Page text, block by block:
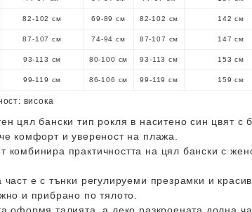
82-102 см 69-89 см 82-102 см 142 см
87-107 см 74-94 см 87-107 см 147 см
93-113 см 80-100 см 93-113 см 153 см
99-119 см 86-106 см 99-119 см 159 см
висока
цял бански тип рокля в наситено син цвят
комфорт и увереност на плажа.
комбинира практичността на цял бански с
част е с тънки регулируеми презрамки и
и прибрано по тялото.